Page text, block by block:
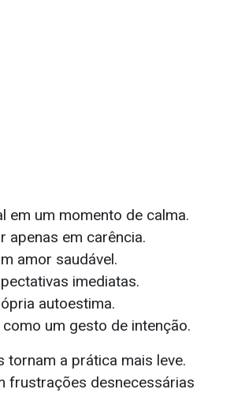
em um momento de calma.
apenas em carência.
amor saudável.
imediatas.
autoestima.
um gesto de intenção.
tornam a prática mais leve.
frustrações desnecessárias